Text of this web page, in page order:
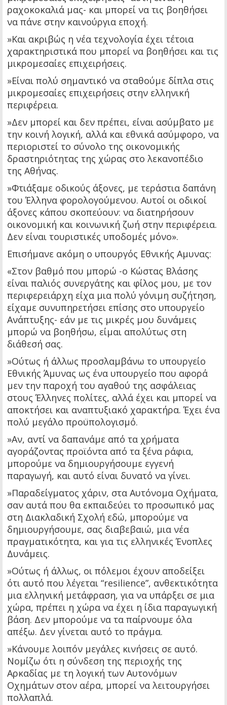
ραχοκοκαλιά μας- και μπορεί να τις βοηθήσει
να πάνε στην καινούργια εποχή.
»Και ακριβώς η νέα τεχνολογία έχει τέτοια
χαρακτηριστικά που μπορεί να βοηθήσει και τις
μικρομεσαίες επιχειρήσεις.
»Είναι πολύ σημαντικό να σταθούμε δίπλα στις
μικρομεσαίες επιχειρήσεις στην ελληνική
περιφέρεια.
»Δεν μπορεί και δεν πρέπει, είναι ασύμβατο με
την κοινή λογική, αλλά και εθνικά ασύμφορο, να
περιοριστεί το σύνολο της οικονομικής
δραστηριότητας της χώρας στο λεκανοπέδιο
της Αθήνας.
»Φτιάξαμε οδικούς άξονες, με τεράστια δαπάνη
του Έλληνα φορολογούμενου. Αυτοί οι οδικοί
άξονες κάπου σκοπεύουν: να διατηρήσουν
οικονομική και κοινωνική ζωή στην περιφέρεια.
Δεν είναι τουριστικές υποδομές μόνο».
Επισήμανε ακόμη ο υπουργός Εθνικής Αμυνας:
«Στον βαθμό που μπορώ -ο Κώστας Βλάσης
είναι παλιός συνεργάτης και φίλος μου, με τον
περιφερειάρχη είχα μια πολύ γόνιμη συζήτηση,
είχαμε συνυπηρετήσει επίσης στο υπουργείο
Ανάπτυξης- εάν με τις μικρές μου δυνάμεις
μπορώ να βοηθήσω, είμαι απολύτως στη
διάθεσή σας.
»Ούτως ή άλλως προσλαμβάνω το υπουργείο
Εθνικής Άμυνας ως ένα υπουργείο που αφορά
μεν την παροχή του αγαθού της ασφάλειας
στους Έλληνες πολίτες, αλλά έχει και μπορεί να
αποκτήσει και αναπτυξιακό χαρακτήρα. Έχει ένα
πολύ μεγάλο προϋπολογισμό.
»Αν, αντί να δαπανάμε από τα χρήματα
αγοράζοντας προϊόντα από τα ξένα ράφια,
μπορούμε να δημιουργήσουμε εγγενή
παραγωγή, και αυτό είναι δυνατό να γίνει.
»Παραδείγματος χάριν, στα Αυτόνομα Οχήματα,
σαν αυτά που θα εκπαιδεύει το προσωπικό μας
στη Διακλαδική Σχολή εδώ, μπορούμε να
δημιουργήσουμε, σας διαβεβαιώ, μια νέα
πραγματικότητα, και για τις ελληνικές Ένοπλες
Δυνάμεις.
»Ούτως ή άλλως, οι πόλεμοι έχουν αποδείξει
ότι αυτό που λέγεται “resilience”, ανθεκτικότητα
μια ελληνική μετάφραση, για να υπάρξει σε μια
χώρα, πρέπει η χώρα να έχει η ίδια παραγωγική
βάση. Δεν μπορούμε να τα παίρνουμε όλα
απέξω. Δεν γίνεται αυτό το πράγμα.
»Κάνουμε λοιπόν μεγάλες κινήσεις σε αυτό.
Νομίζω ότι η σύνδεση της περιοχής της
Αρκαδίας με τη λογική των Αυτονόμων
Οχημάτων στον αέρα, μπορεί να λειτουργήσει
πολλαπλά.